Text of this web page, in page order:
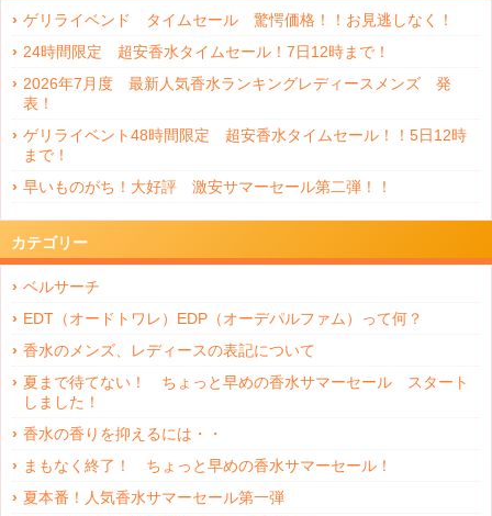
ゲリライベンド タイムセール 驚愕価格！！お見逃しなく！
24時間限定 超安香水タイムセール！7日12時まで！
2026年7月度 最新人気香水ランキングレディースメンズ 発
表！
ゲリライベント48時間限定 超安香水タイムセール！！5日12時
まで！
早いものがち！大好評 激安サマーセール第二弾！！
カテゴリー
ベルサーチ
EDT（オードトワレ）EDP（オーデパルファム）って何？
香水のメンズ、レディースの表記について
夏まで待てない！ ちょっと早めの香水サマーセール スタート
しました！
香水の香りを抑えるには・・
まもなく終了！ ちょっと早めの香水サマーセール！
夏本番！人気香水サマーセール第一弾